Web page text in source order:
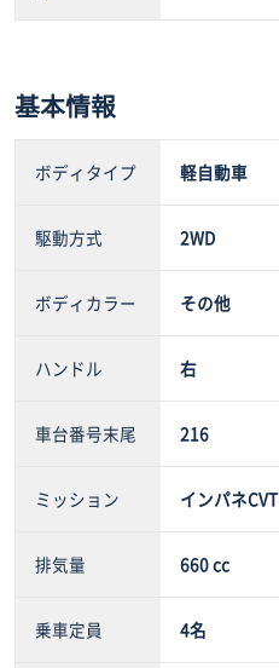
基本情報
ボディタイプ 軽自動車
駆動方式 2WD
ボディカラー その他
ハンドル 右
車台番号末尾 216
ミッション インパネCVT
排気量 660 cc
乗車定員 4名